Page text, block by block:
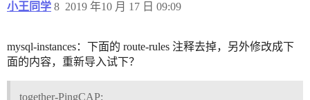
小王同学 2019 年10 月 17 日 09:09
8
mysql-instances：下面的 route-rules 注释去掉，另外修改成下
面的内容，重新导入试下？
together-PingCAP: